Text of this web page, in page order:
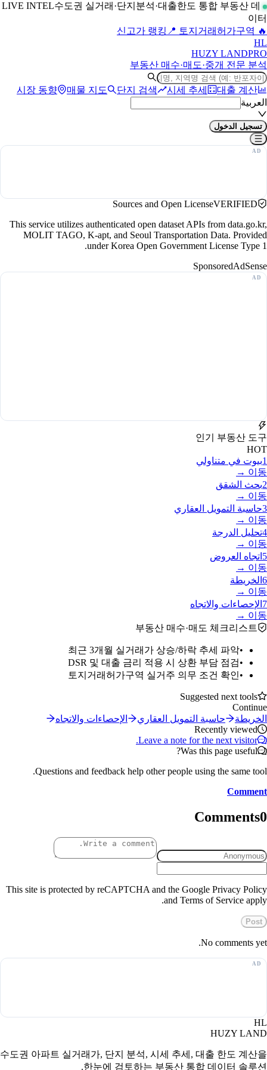
LIVE INTEL
수도권 실거래·단지분석·대출한도 통합 부동산 데
이터
🔥 신고가 랭킹
📍 토지거래허가구역
HL
HUZY LANDPRO
부동산 매수·매도·중개 전문 분석
시장 동향 매물 지도 단지 검색 시세 추세
대출 계산
العربية
تسجيل الدخول
Sources and Open LicenseVERIFIED
This service utilizes authenticated open dataset APIs from data.go.kr,
MOLIT TAGO, K-apt, and Seoul Transportation Data. Provided
under Korea Open Government License Type 1.
SponsoredAdSense
인기 부동산 도구
HOT
1بيوت في متناولي
이동 →
2بحث الشقق
이동 →
3حاسبة التمويل العقاري
이동 →
4تحليل الدرجة
이동 →
5 اتجاه العروض
이동 →
6 الخريطة
이동 →
7 الإحصاءات والاتجاه
이동 →
부동산 매수·매도 체크리스트
•
최근 3개월 실거래가 상승/하락 추세 파악
•
DSR 및 대출 금리 적용 시 상환 부담 점검
•
토지거래허가구역 실거주 의무 조건 확인
Suggested next tools
Continue
الخريطة
حاسبة التمويل العقاري
الإحصاءات والاتجاه
Recently viewed
Leave a note for the next visitor.
Was this page useful?
Questions and feedback help other people using the same tool.
Comment
Comments0
This site is protected by reCAPTCHA and the Google Privacy Policy
and Terms of Service apply.
Post
No comments yet.
HL
HUZY LAND
수도권 아파트 실거래가, 단지 분석, 시세 추세, 대출 한도 계산을
한눈에 검토하는 부동산 통합 데이터 솔루션.